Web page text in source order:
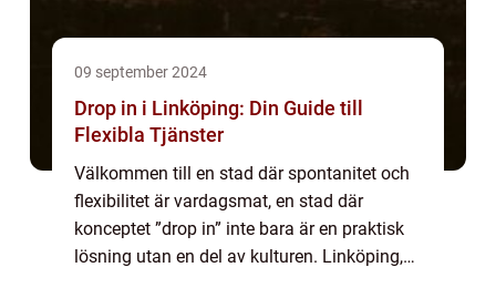
09 september 2024
Drop in i Linköping: Din Guide till
Flexibla Tjänster
Välkommen till en stad där spontanitet och
flexibilitet är vardagsmat, en stad där
konceptet ”drop in” inte bara är en praktisk
lösning utan en del av kulturen. Linköping,